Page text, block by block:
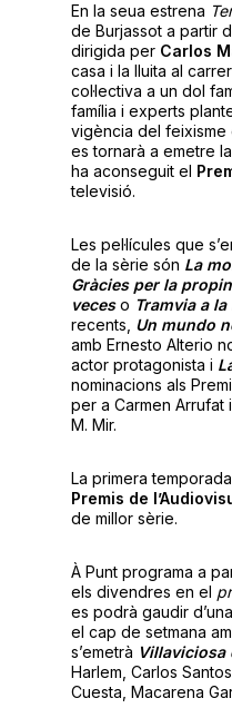
En la seua estrena
de Burjassot a partir
dirigida per Carlos
casa i la lluita al
col·lectiva a un dol
família i experts
vigència del feixisme
es tornarà a emetre la
ha aconseguit el
televisió.
Les pel·lícules que
de la sèrie són La
Gràcies per la
veceso Tramvia a
recents, Un mundo
amb Ernesto Alterio
actor protagonista i
nominacions als
per a Carmen Arrufat
M. Mir.
La primera
Premis de
de millor sèrie.
À Punt programa a
els divendres en el
es podrà gaudir
el cap de setmana
s’emetrà Villaviciosa
Harlem, Carlos
Cuesta, Macarena